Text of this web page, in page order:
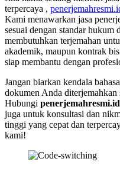
terpercaya ,
Kami menawarkan jasa
sesuai dengan standar hukum
membutuhkan terjemahan
akademik, maupun kontrak
siap membantu dengan
Jangan biarkan kendala
dokumen Anda diterjemahkan
Hubungi penerjemahresmi.id
juga untuk konsultasi dan
tinggi yang cepat dan
kami!